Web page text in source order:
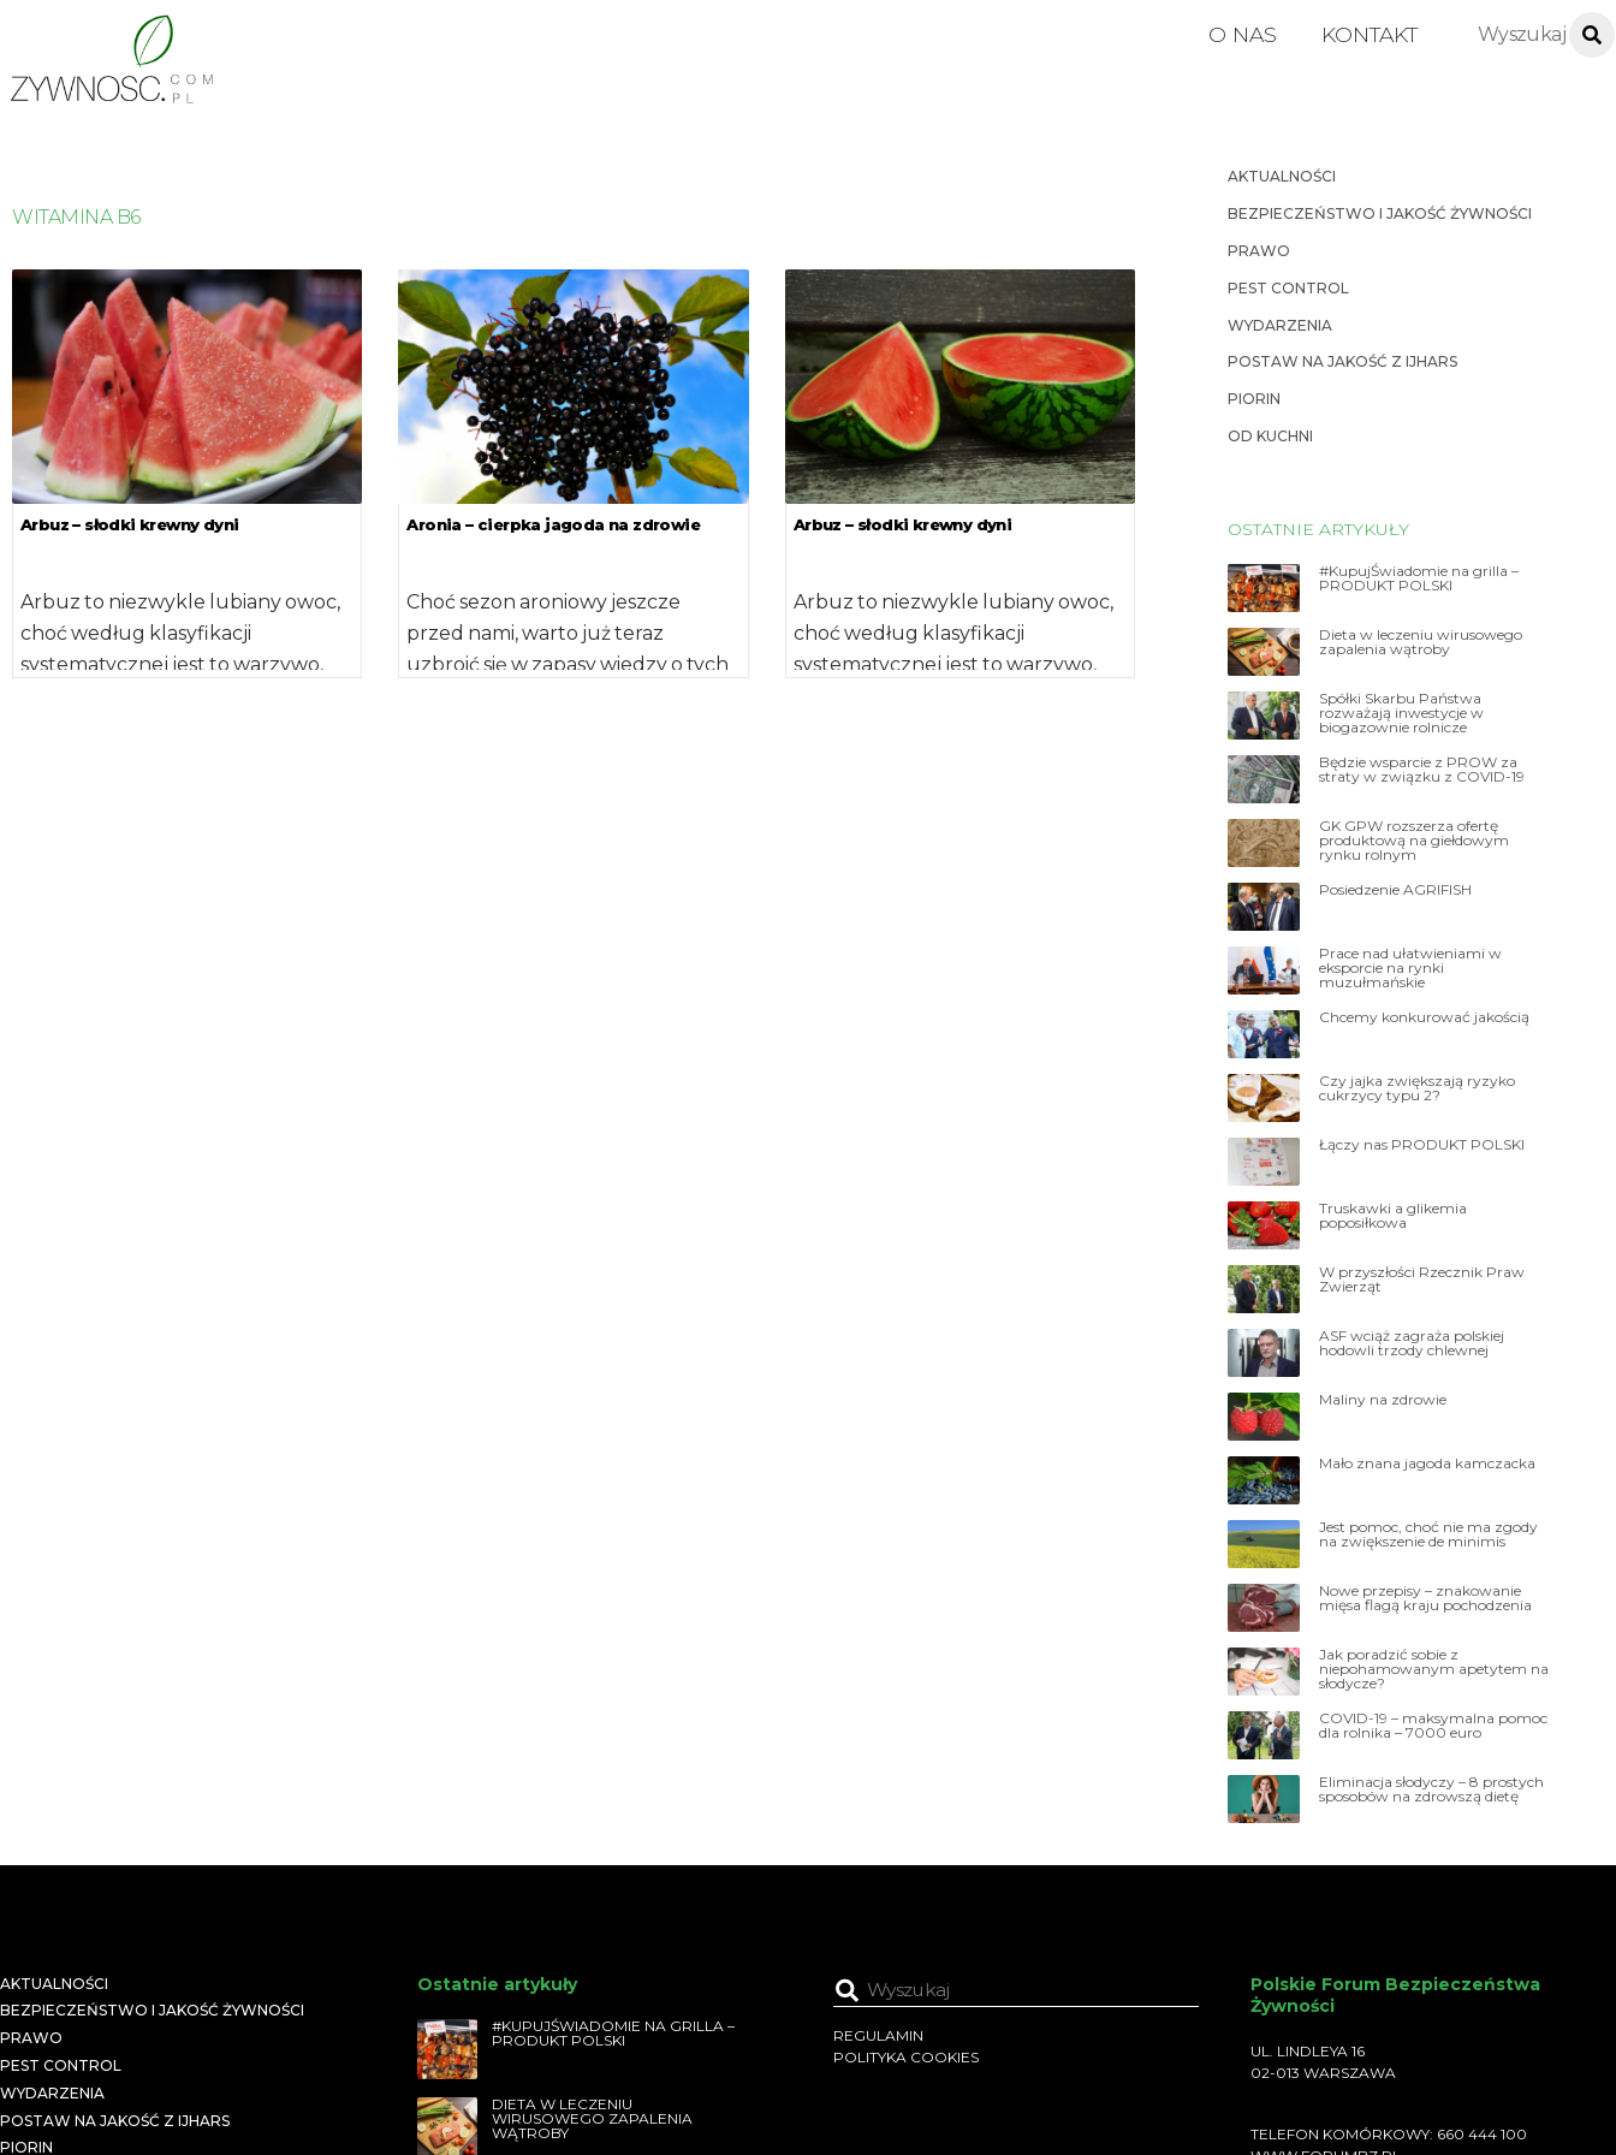
O NAS KONTAKT
WITAMINA B6
Arbuz – słodki krewny dyni
Arbuz to niezwykle lubiany owoc,
choć według klasyfikacji
systematycznej jest to warzywo,
Aronia – cierpka jagoda na zdrowie
Choć sezon aroniowy jeszcze
przed nami, warto już teraz
uzbroić się w zapasy wiedzy o tych
Arbuz – słodki krewny dyni
Arbuz to niezwykle lubiany owoc,
choć według klasyfikacji
systematycznej jest to warzywo,
AKTUALNOŚCI
BEZPIECZEŃSTWO I JAKOŚĆ ŻYWNOŚCI
PRAWO
PEST CONTROL
WYDARZENIA
POSTAW NA JAKOŚĆ Z IJHARS
PIORIN
OD KUCHNI
OSTATNIE ARTYKUŁY
#KupujŚwiadomie na grilla –
PRODUKT POLSKI
Dieta w leczeniu wirusowego
zapalenia wątroby
Spółki Skarbu Państwa
rozważają inwestycje w
biogazownie rolnicze
Będzie wsparcie z PROW za
straty w związku z COVID-19
GK GPW rozszerza ofertę
produktową na giełdowym
rynku rolnym
Posiedzenie AGRIFISH
Prace nad ułatwieniami w
eksporcie na rynki
muzułmańskie
Chcemy konkurować jakością
Czy jajka zwiększają ryzyko
cukrzycy typu 2?
Łączy nas PRODUKT POLSKI
Truskawki a glikemia
poposiłkowa
W przyszłości Rzecznik Praw
Zwierząt
ASF wciąż zagraża polskiej
hodowli trzody chlewnej
Maliny na zdrowie
Mało znana jagoda kamczacka
Jest pomoc, choć nie ma zgody
na zwiększenie de minimis
Nowe przepisy – znakowanie
mięsa flagą kraju pochodzenia
Jak poradzić sobie z
niepohamowanym apetytem na
słodycze?
COVID-19 – maksymalna pomoc
dla rolnika – 7000 euro
Eliminacja słodyczy – 8 prostych
sposobów na zdrowszą dietę
AKTUALNOŚCI
BEZPIECZEŃSTWO I JAKOŚĆ ŻYWNOŚCI
PRAWO
PEST CONTROL
WYDARZENIA
POSTAW NA JAKOŚĆ Z IJHARS
PIORIN
Ostatnie artykuły
#KUPUJŚWIADOMIE NA GRILLA –
PRODUKT POLSKI
DIETA W LECZENIU
WIRUSOWEGO ZAPALENIA
WĄTROBY
REGULAMIN
POLITYKA COOKIES
Polskie Forum Bezpieczeństwa
Żywności
UL. LINDLEYA 16
02-013 WARSZAWA
TELEFON KOMÓRKOWY: 660 444 100